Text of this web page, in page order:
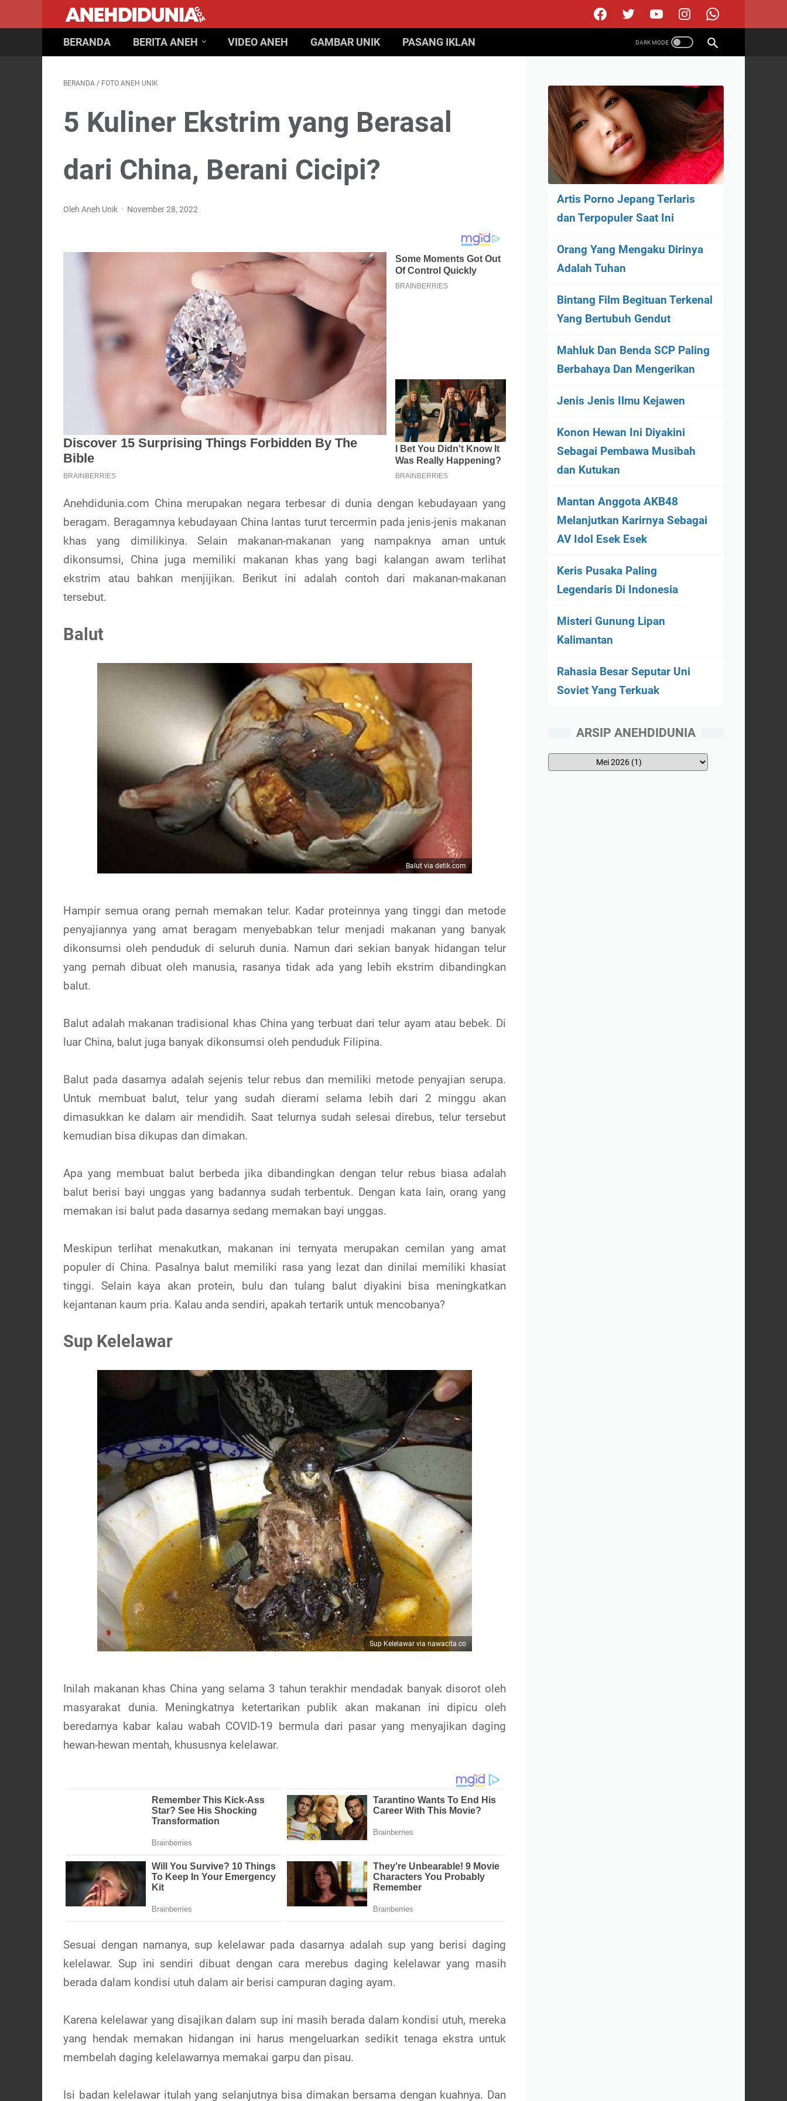
BERANDA BERITA ANEH VIDEO ANEH GAMBAR UNIK PASANG IKLAN
BERANDA / FOTO ANEH UNIK
5 Kuliner Ekstrim yang Berasal
dari China, Berani Cicipi?
Oleh Aneh Unik November 28, 2022
Anehdidunia.com China merupakan negara terbesar di dunia dengan kebudayaan yang
beragam. Beragamnya kebudayaan China lantas turut tercermin pada jenis-jenis makanan
khas yang dimilikinya. Selain makanan-makanan yang nampaknya aman untuk
dikonsumsi, China juga memiliki makanan khas yang bagi kalangan awam terlihat
ekstrim atau bahkan menjijikan. Berikut ini adalah contoh dari makanan-makanan
tersebut.
Balut
Balut via detik.com
Hampir semua orang pernah memakan telur. Kadar proteinnya yang tinggi dan metode
penyajiannya yang amat beragam menyebabkan telur menjadi makanan yang banyak
dikonsumsi oleh penduduk di seluruh dunia. Namun dari sekian banyak hidangan telur
yang pernah dibuat oleh manusia, rasanya tidak ada yang lebih ekstrim dibandingkan
balut.
Balut adalah makanan tradisional khas China yang terbuat dari telur ayam atau bebek. Di
luar China, balut juga banyak dikonsumsi oleh penduduk Filipina.
Balut pada dasarnya adalah sejenis telur rebus dan memiliki metode penyajian serupa.
Untuk membuat balut, telur yang sudah dierami selama lebih dari 2 minggu akan
dimasukkan ke dalam air mendidih. Saat telurnya sudah selesai direbus, telur tersebut
kemudian bisa dikupas dan dimakan.
Apa yang membuat balut berbeda jika dibandingkan dengan telur rebus biasa adalah
balut berisi bayi unggas yang badannya sudah terbentuk. Dengan kata lain, orang yang
memakan isi balut pada dasarnya sedang memakan bayi unggas.
Meskipun terlihat menakutkan, makanan ini ternyata merupakan cemilan yang amat
populer di China. Pasalnya balut memiliki rasa yang lezat dan dinilai memiliki khasiat
tinggi. Selain kaya akan protein, bulu dan tulang balut diyakini bisa meningkatkan
kejantanan kaum pria. Kalau anda sendiri, apakah tertarik untuk mencobanya?
Sup Kelelawar
Sup Kelelawar via nawacita.co
Inilah makanan khas China yang selama 3 tahun terakhir mendadak banyak disorot oleh
masyarakat dunia. Meningkatnya ketertarikan publik akan makanan ini dipicu oleh
beredarnya kabar kalau wabah COVID-19 bermula dari pasar yang menyajikan daging
hewan-hewan mentah, khususnya kelelawar.
Sesuai dengan namanya, sup kelelawar pada dasarnya adalah sup yang berisi daging
kelelawar. Sup ini sendiri dibuat dengan cara merebus daging kelelawar yang masih
berada dalam kondisi utuh dalam air berisi campuran daging ayam.
Karena kelelawar yang disajikan dalam sup ini masih berada dalam kondisi utuh, mereka
yang hendak memakan hidangan ini harus mengeluarkan sedikit tenaga ekstra untuk
membelah daging kelelawarnya memakai garpu dan pisau.
Isi badan kelelawar itulah yang selanjutnya bisa dimakan bersama dengan kuahnya. Dan
Artis Porno Jepang Terlaris
dan Terpopuler Saat Ini
Orang Yang Mengaku Dirinya
Adalah Tuhan
Bintang Film Begituan Terkenal
Yang Bertubuh Gendut
Mahluk Dan Benda SCP Paling
Berbahaya Dan Mengerikan
Jenis Jenis Ilmu Kejawen
Konon Hewan Ini Diyakini
Sebagai Pembawa Musibah
dan Kutukan
Mantan Anggota AKB48
Melanjutkan Karirnya Sebagai
AV Idol Esek Esek
Keris Pusaka Paling
Legendaris Di Indonesia
Misteri Gunung Lipan
Kalimantan
Rahasia Besar Seputar Uni
Soviet Yang Terkuak
ARSIP ANEHDIDUNIA